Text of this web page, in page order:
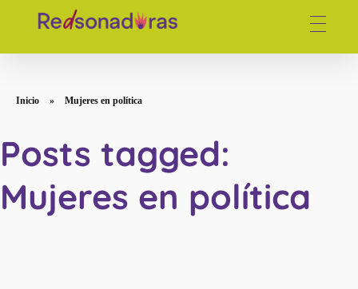
Inicio » Mujeres en política
Posts tagged:
Mujeres en política